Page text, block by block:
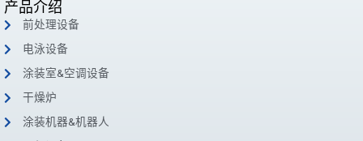
产品介绍
前处理设备
电泳设备
涂装室&空调设备
干燥炉
涂装机器&机器人